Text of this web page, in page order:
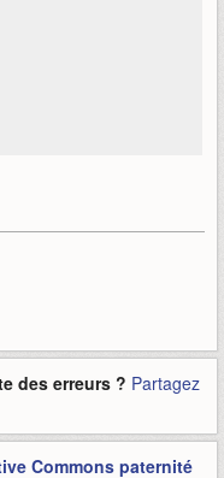
des erreurs ? Partagez
Commons paternité